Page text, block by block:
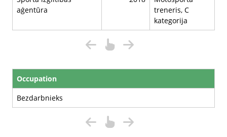
aģentūra
treneris, C
kategorija
Occupation
Bezdarbnieks